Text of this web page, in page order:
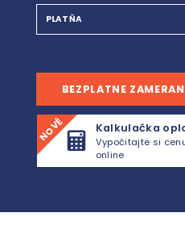
PLATŇA
BEZPLATNE
NOVÉ Kalkulačka
Vypočitajte si
online